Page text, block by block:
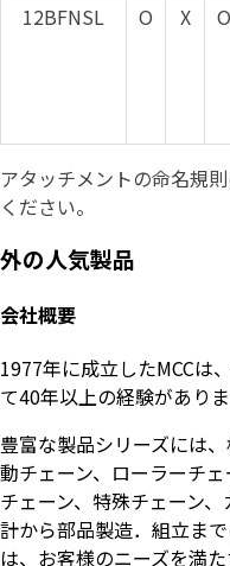
12BFNSL O X O
アタッチメントの命名規
ください。
外の人気製品
会社概要
1977年に成立したMCCは
て40年以上の経験がありま
豊富な製品シリーズには
動チェーン、ローラーチ
チェーン、特殊チェーン
計から部品製造．組立ま
は、お客様のニーズを満